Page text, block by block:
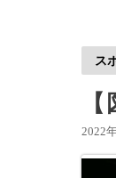
ス
2022